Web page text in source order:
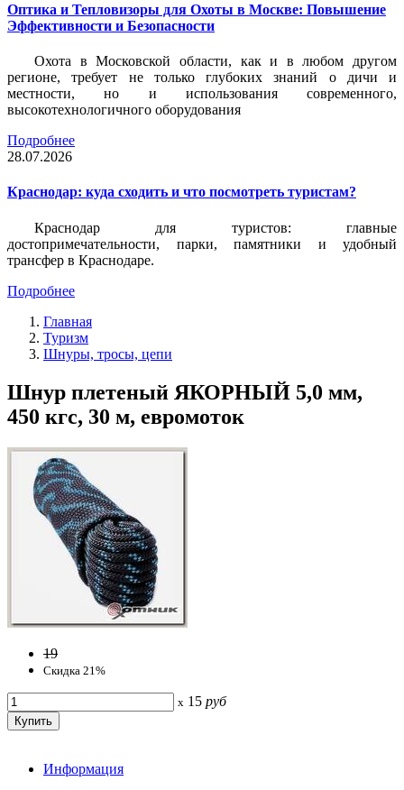
Оптика и Тепловизоры для Охоты в Москве: Повышение
Эффективности и Безопасности
Охота в Московской области, как и в любом другом
регионе, требует не только глубоких знаний о дичи и
местности, но и использования современного,
высокотехнологичного оборудования
Подробнее
28.07.2026
Краснодар: куда сходить и что посмотреть туристам?
Краснодар для туристов: главные
достопримечательности, парки, памятники и удобный
трансфер в Краснодаре.
Подробнее
Главная
Туризм
Шнуры, тросы, цепи
Шнур плетеный ЯКОРНЫЙ 5,0 мм,
450 кгс, 30 м, евромоток
19
Скидка 21%
x 15 руб
Информация